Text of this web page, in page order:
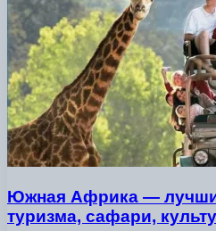
Южная Африка —
туризма, сафари,